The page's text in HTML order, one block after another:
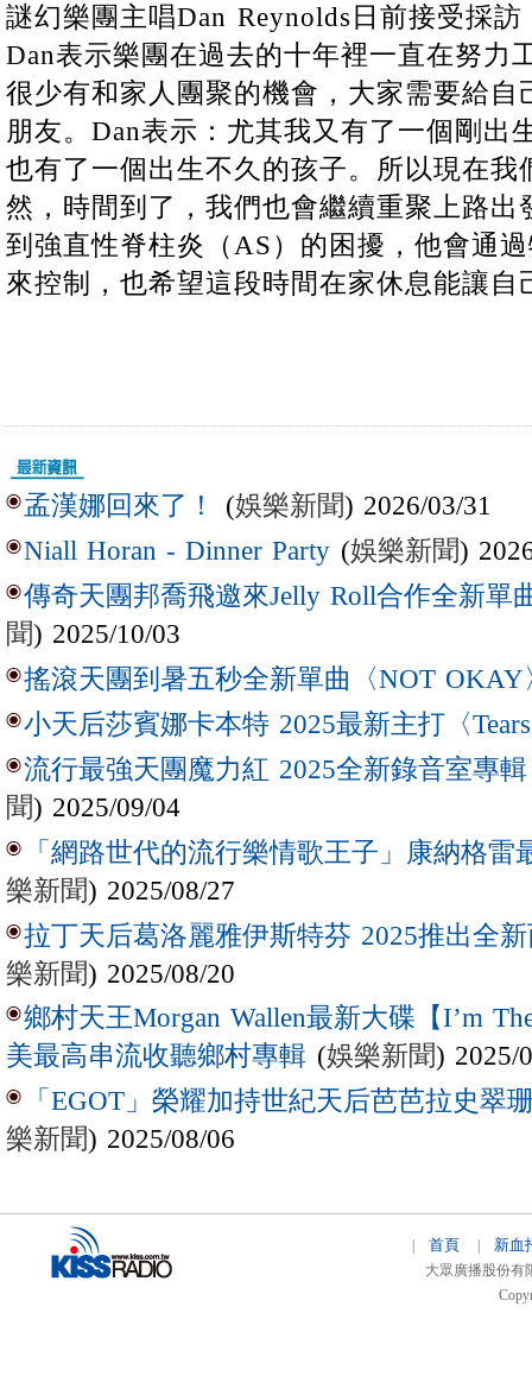
謎幻樂團主唱Dan Reynolds日前接受採
Dan表示樂團在過去的十年裡一直在努力
很少有和家人團聚的機會，大家需要給自
朋友。Dan表示：尤其我又有了一個剛出
也有了一個出生不久的孩子。所以現在我
然，時間到了，我們也會繼續重聚上路出
到強直性脊柱炎（AS）的困擾，他會通
來控制，也希望這段時間在家休息能讓自
孟漢娜回來了！ (娛樂新聞) 2026/03/31
Niall Horan - Dinner Party (娛樂新聞)
傳奇天團邦喬飛邀來Jelly Roll合作全新單
聞) 2025/10/03
搖滾天團到暑五秒全新單曲〈NOT OKAY
小天后莎賓娜卡本特 2025最新主打〈
流行最強天團魔力紅 2025全新錄音室專
聞) 2025/09/04
「網路世代的流行樂情歌王子」康納格雷
樂新聞) 2025/08/27
拉丁天后葛洛麗雅伊斯特芬 2025推出全新
樂新聞) 2025/08/20
鄉村天王Morgan Wallen最新大碟【I’m
美最高串流收聽鄉村專輯 (娛樂新聞) 2025/
「EGOT」榮耀加持世紀天后芭芭拉史翠
樂新聞) 2025/08/06
首頁 新血
大眾廣播股份有